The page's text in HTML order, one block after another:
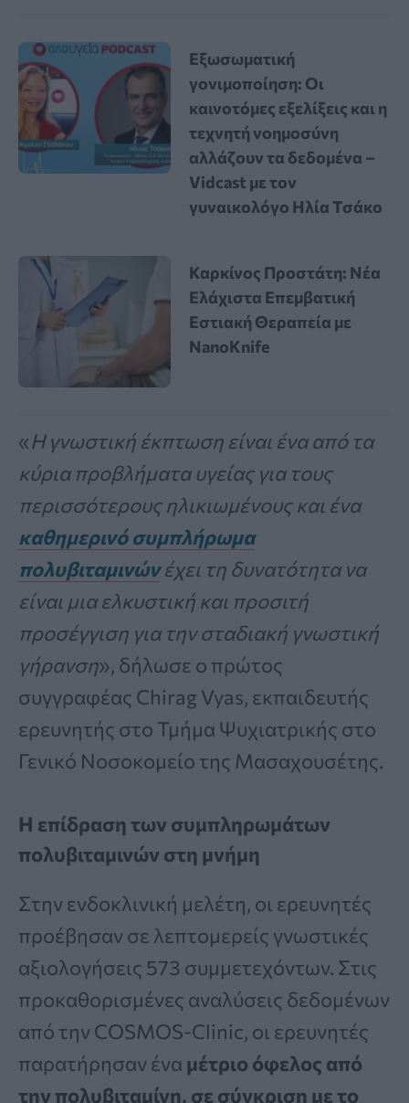
Εξωσωματική
γονιμοποίηση: Οι
καινοτόμες εξελίξεις και η
τεχνητή νοημοσύνη
αλλάζουν τα δεδομένα –
Vidcast με τον
γυναικολόγο Ηλία Τσάκο
Καρκίνος Προστάτη: Νέα
Ελάχιστα Επεμβατική
Εστιακή Θεραπεία με
NanoKnife
«Η γνωστική έκπτωση είναι ένα από τα
κύρια προβλήματα υγείας για τους
περισσότερους ηλικιωμένους και ένα
καθημερινό συμπλήρωμα
πολυβιταμινώνέχει τη δυνατότητα να
είναι μια ελκυστική και προσιτή
προσέγγιση για την σταδιακή γνωστική
γήρανση», δήλωσε ο πρώτος
συγγραφέας Chirag Vyas, εκπαιδευτής
ερευνητής στο Τμήμα Ψυχιατρικής στο
Γενικό Νοσοκομείο της Μασαχουσέτης.
Η επίδραση των συμπληρωμάτων
πολυβιταμινών στη μνήμη
Στην ενδοκλινική μελέτη, οι ερευνητές
προέβησαν σε λεπτομερείς γνωστικές
αξιολογήσεις 573 συμμετεχόντων. Στις
προκαθορισμένες αναλύσεις δεδομένων
από την COSMOS-Clinic, οι ερευνητές
παρατήρησαν ένα μέτριο όφελος από
την πολυβιταμίνη, σε σύγκριση με το